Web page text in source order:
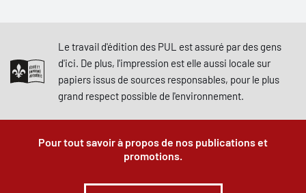
Le travail d'édition des PUL est assuré par des gens
d'ici. De plus, l'impression est elle aussi locale sur
papiers issus de sources responsables, pour le plus
grand respect possible de l'environnement.
Pour tout savoir à propos de nos publications et
promotions.